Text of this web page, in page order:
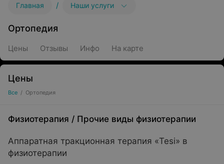
Главная / Наши услуги
Ортопедия
Цены Отзывы Инфо На карте
Цены
Все / Ортопедия
Физиотерапия / Прочие виды физиотерапии
Аппаратная тракционная терапия «Tesi» в
физиотерапии